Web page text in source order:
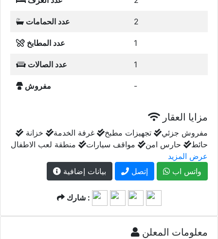
عدد الحمامات 2
عدد المطابخ 1
عدد الصالات 1
مفروش -
مزايا العقار
مفروش جزئي تجهيزات مطبخ غرفة الخدمة
خزانة
حائط
حارس امن مواقف سيارات
منطقة لعب الاطفال
عرض المزيد
بيانات إضافية
إتصل واتس اب
شارك :
معلومات المعلن